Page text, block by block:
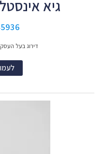
גיא
דירוג בעל העסק: